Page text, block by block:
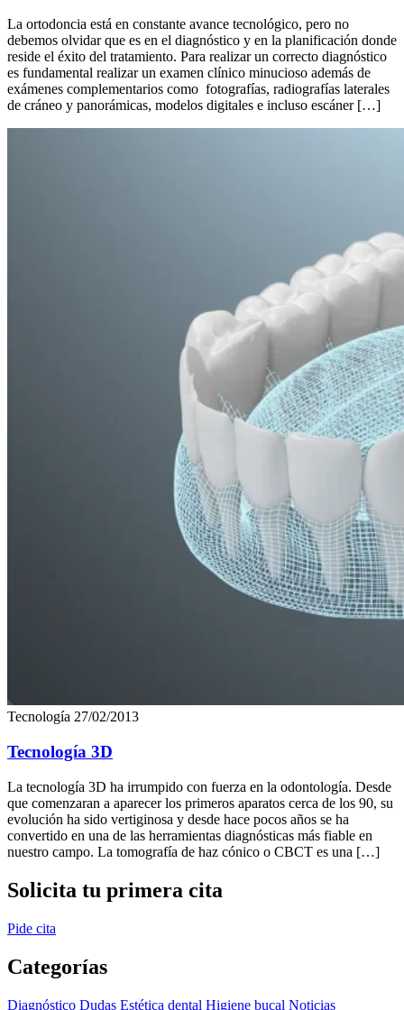
La ortodoncia está en constante avance tecnológico, pero no
debemos olvidar que es en el diagnóstico y en la planificación donde
reside el éxito del tratamiento. Para realizar un correcto diagnóstico
es fundamental realizar un examen clínico minucioso además de
exámenes complementarios como fotografías, radiografías laterales
de cráneo y panorámicas, modelos digitales e incluso escáner […]
Tecnología 27/02/2013
Tecnología 3D
La tecnología 3D ha irrumpido con fuerza en la odontología. Desde
que comenzaran a aparecer los primeros aparatos cerca de los 90, su
evolución ha sido vertiginosa y desde hace pocos años se ha
convertido en una de las herramientas diagnósticas más fiable en
nuestro campo. La tomografía de haz cónico o CBCT es una […]
Solicita tu primera cita
Pide cita
Categorías
Diagnóstico Dudas Estética dental Higiene bucal Noticias